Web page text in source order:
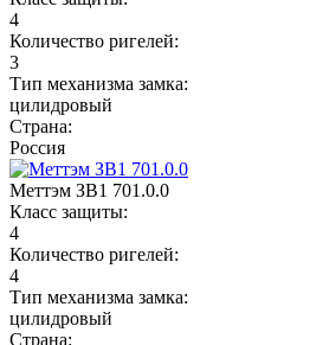
4
Количество ригелей:
3
Тип механизма замка:
цилидровый
Страна:
Россия
Меттэм ЗВ1 701.0.0
Класс защиты:
4
Количество ригелей:
4
Тип механизма замка:
цилидровый
Страна: